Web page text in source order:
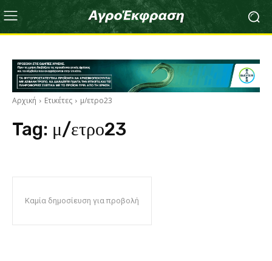
Αρχική Ετικέτες μ/ετρο23
Tag: μ/ετρο23
Καμία δημοσίευση για προβολή